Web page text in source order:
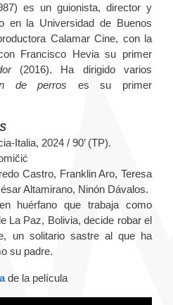
es un guionista, director y
en la Universidad de Buenos
Calamar Cine, con la
Francisco Hevia su primer
(2016). Ha dirigido varios
de perros es su primer
Italia, 2024 / 90’ (TP).
Castro, Franklin Aro, Teresa
Altamirano, Ninón Dávalos.
huérfano que trabaja como
La Paz, Bolivia, decide robar el
un solitario sastre al que ha
su padre.
de la película